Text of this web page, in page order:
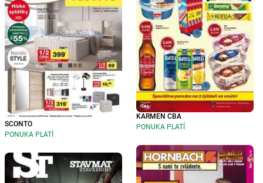
SCONTO
PONUKA PLATÍ
KARMEN CBA
PONUKA PLATÍ